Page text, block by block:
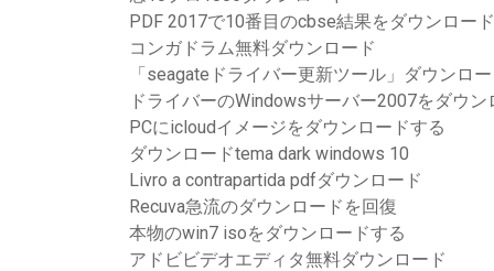
PDF 2017で10番目のcbse結果をダウンロード
コンガドラム無料ダウンロード
「seagateドライバー更新ツール」ダウンロー
ドライバーのWindowsサーバー2007をダウン
PCにicloudイメージをダウンロードする
ダウンロードtema dark windows 10
Livro a contrapartida pdfダウンロード
Recuva急流のダウンロードを回復
本物のwin7 isoをダウンロードする
アドビビデオエディタ無料ダウンロード